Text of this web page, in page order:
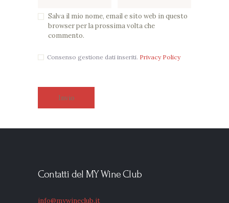
Salva il mio nome, email e sito web in questo
browser per la prossima volta che
commento.
Consenso gestione dati inseriti. Privacy Policy
Contatti del MY Wine Club
info@mywineclub.it